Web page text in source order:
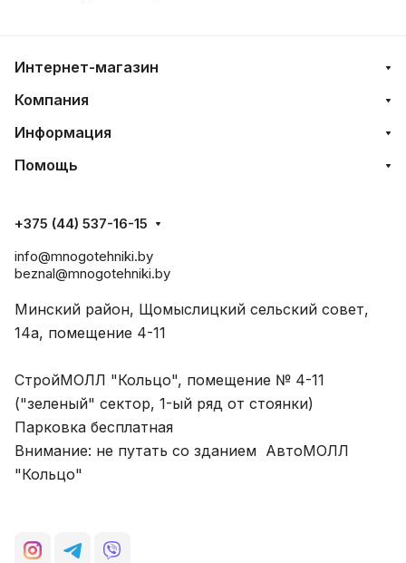
Интернет-магазин
Компания
Информация
Помощь
+375 (44) 537-16-15
info@mnogotehniki.by
beznal@mnogotehniki.by
Минский район, Щомыслицкий сельский совет,
14а, помещение 4-11
СтройМОЛЛ "Кольцо", помещение № 4-11
("зеленый" сектор, 1-ый ряд от стоянки)
Парковка бесплатная
Внимание: не путать со зданием АвтоМОЛЛ
"Кольцо"